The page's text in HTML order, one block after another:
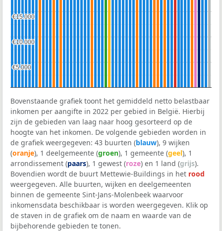
€5.000
€5.000
€10.000
€10.000
€15.000
€15.000
Bovenstaande grafiek toont het gemiddeld netto belastbaar
inkomen per aangifte in 2022 per gebied in België. Hierbij
zijn de gebieden van laag naar hoog gesorteerd op de
hoogte van het inkomen. De volgende gebieden worden in
de grafiek weergegeven: 43 buurten (blauw), 9 wijken
(oranje), 1 deelgemeente (groen), 1 gemeente (geel), 1
arrondissement (paars), 1 gewest (roze) en 1 land (grijs).
Bovendien wordt de buurt Mettewie-Buildings in het rood
weergegeven. Alle buurten, wijken en deelgemeenten
binnen de gemeente Sint-Jans-Molenbeek waarvoor
inkomensdata beschikbaar is worden weergegeven. Klik op
de staven in de grafiek om de naam en waarde van de
bijbehorende gebieden te tonen.